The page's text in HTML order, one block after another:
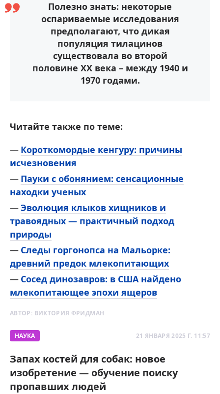
Полезно знать: некоторые
оспариваемые исследования
предполагают, что дикая
популяция тилацинов
существовала во второй
половине XX века – между 1940 и
1970 годами.
Читайте также по теме:
Короткомордые кенгуру: причины
исчезновения
Пауки с обонянием: сенсационные
находки ученых
Эволюция клыков хищников и
травоядных — практичный подход
природы
Следы горгонопса на Мальорке:
древний предок млекопитающих
Сосед динозавров: в США найдено
млекопитающее эпохи ящеров
АВТОР: ВИКТОРИЯ ФРИДМАН
НАУКА 21 ЯНВАРЯ 2025 Г. 11:57
Запах костей для собак: новое
изобретение — обучение поиску
пропавших людей